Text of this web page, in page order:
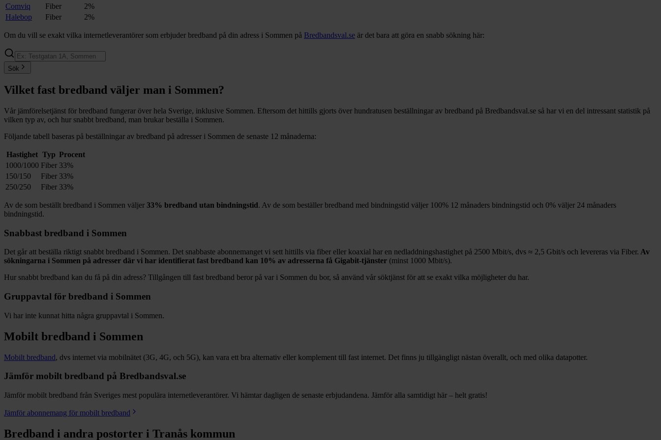
Comviq
Fiber
2%
Halebop
Fiber 2%
Om du vill se exakt vilka internetleverantörer som erbjuder bredband på din adress i Sommen på Bredbandsval.se är det bara att göra en snabb sökning här:
Sök
Vilket fast bredband väljer man i Sommen?
Vår jämförelsetjänst för bredband fungerar över hela Sverige, inklusive Sommen. Eftersom det hittills gjorts över hundratusen beställningar av bredband på Bredbandsval.se så har vi en del intressant statistik på
vilken typ av, och hur snabbt bredband, man brukar beställa i Sommen.
Följande tabell baseras på beställningar av bredband på adresser i Sommen de senaste 12 månaderna:
Hastighet Typ Procent
1000/1000 Fiber 33%
150/150
Fiber 33%
250/250
Fiber 33%
Av de som beställt bredband i Sommen väljer 33% bredband utan bindningstid. Av de som beställer bredband med bindningstid väljer 100% 12 månaders bindningstid och 0% väljer 24 månaders
bindningstid.
Snabbast bredband i Sommen
Det går att beställa riktigt snabbt bredband i Sommen. Det snabbaste abonnemanget vi sett hittills via fiber eller koaxial har en nedladdningshastighet på 2500 Mbit/s, dvs ≈ 2,5 Gbit/s och levereras via Fiber. Av
sökningarna i Sommen på adresser där vi har identifierat fast bredband kan 10% av adresserna få Gigabit-tjänster (minst 1000 Mbit/s).
Hur snabbt bredband kan du få på din adress? Tillgången till fast bredband beror på var i Sommen du bor, så använd vår söktjänst för att se exakt vilka möjligheter du har.
Gruppavtal för bredband i Sommen
Vi har inte kunnat hitta några gruppavtal i Sommen.
Mobilt bredband i Sommen
Mobilt bredband, dvs internet via mobilnätet (3G, 4G, och 5G), kan vara ett bra alternativ eller komplement till fast internet. Det finns ju tillgängligt nästan överallt, och med olika datapotter.
Jämför mobilt bredband på Bredbandsval.se
Jämför mobilt bredband från Sveriges mest populära internetleverantörer. Vi hämtar dagligen de senaste erbjudandena. Jämför alla samtidigt här – helt gratis!
Jämför abonnemang för mobilt bredband
Bredband i andra postorter i Tranås kommun